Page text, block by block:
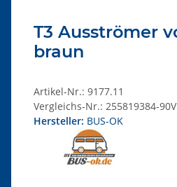
T3 Ausströmer
braun
Artikel-Nr.: 9177.11
Vergleichs-Nr.: 255819384-90V
Hersteller: BUS-OK